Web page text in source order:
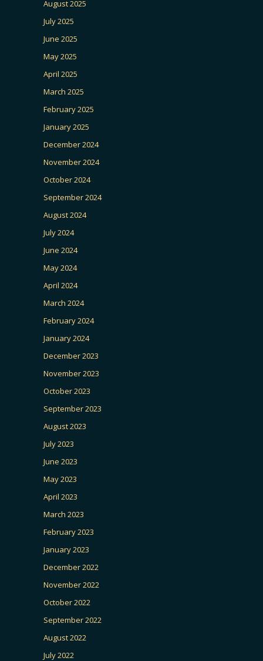
August 2025
July 2025
June 2025
May 2025
April 2025
March 2025
February 2025
January 2025
December 2024
November 2024
October 2024
September 2024
August 2024
July 2024
June 2024
May 2024
April 2024
March 2024
February 2024
January 2024
December 2023
November 2023
October 2023
September 2023
August 2023
July 2023
June 2023
May 2023
April 2023
March 2023
February 2023
January 2023
December 2022
November 2022
October 2022
September 2022
August 2022
July 2022